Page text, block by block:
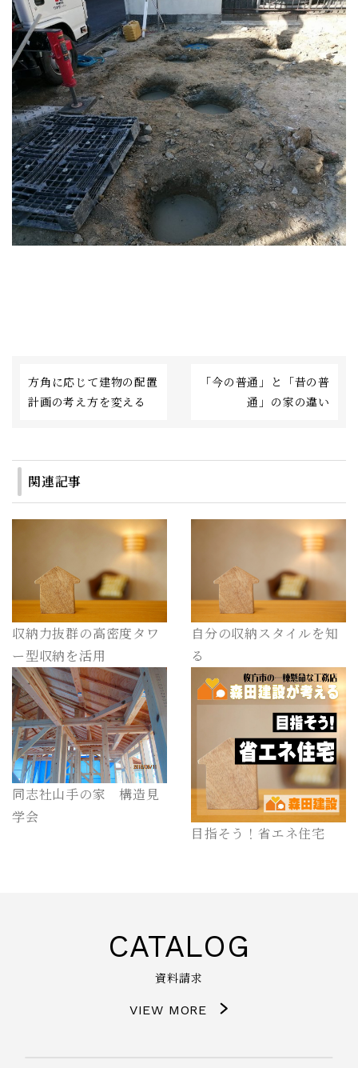
方角に応じて建物の配置
計画の考え方を変える
「今の普通」と「昔の普
通」の家の違い
関連記事
収納力抜群の高密度タワ
ー型収納を活用
自分の収納スタイルを知
る
同志社山手の家 構造見
学会
目指そう！省エネ住宅
CATALOG
資料請求
VIEW MORE